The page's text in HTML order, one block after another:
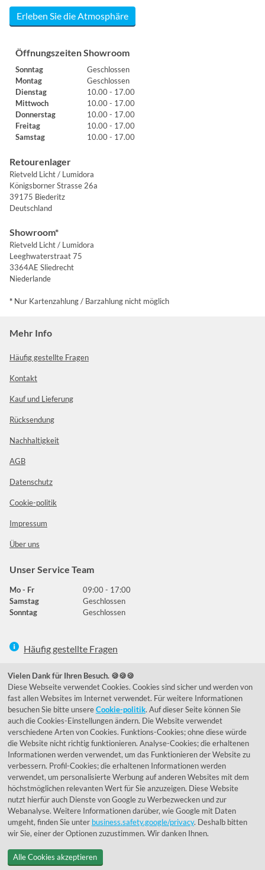
Erleben Sie die Atmosphäre
Öffnungszeiten Showroom
Sonntag
Geschlossen
Montag
Geschlossen
Dienstag
10.00 - 17.00
Mittwoch
10.00 - 17.00
Donnerstag
10.00 - 17.00
Freitag
10.00 - 17.00
Samstag
10.00 - 17.00
Retourenlager
Rietveld Licht / Lumidora
Königsborner Strasse 26a
39175 Biederitz
Deutschland
Showroom*
Rietveld Licht / Lumidora
Leeghwaterstraat 75
3364AE Sliedrecht
Niederlande
* Nur Kartenzahlung / Barzahlung nicht möglich
Mehr Info
Häufig gestellte Fragen
Kontakt
Kauf und Lieferung
Rücksendung
Nachhaltigkeit
AGB
Datenschutz
Cookie-politik
Impressum
Über uns
Unser Service Team
Mo - Fr
09:00 - 17:00
Samstag
Geschlossen
Sonntag
Geschlossen
Häufig gestellte Fragen
039292 - 678215
de@lumidora.com
FacebookInstagram
Kundenmeinungen
Exzellent - eKomi.de
Vielen Dank für Ihren Besuch. 🍪🍪🍪
Diese Webseite verwendet Cookies. Cookies sind sicher und werden von
fast allen Websites im Internet verwendet. Für weitere Informationen
besuchen Sie bitte unsereCookie-politik. Auf dieser Seite können Sie
auch die Cookies-Einstellungen ändern. Die Website verwendet
verschiedene Arten von Cookies. Funktions-Cookies; ohne diese würde
die Website nicht richtig funktionieren. Analyse-Cookies; die erhaltenen
Informationen werden verwendet, um das Funktionieren der Website zu
verbessern. Profil-Cookies; die erhaltenen Informationen werden
verwendet, um personalisierte Werbung auf anderen Websites mit dem
höchstmöglichen relevanten Wert für Sie anzuzeigen. Diese Website
nutzt hierfür auch Dienste von Google zu Werbezwecken und zur
Webanalyse. Weitere Informationen darüber, wie Google mit Daten
umgeht, finden Sie unter business.safety.google/privacy. Deshalb bitten
wir Sie, einer der Optionen zuzustimmen. Wir danken Ihnen.
Alle Cookies akzeptieren